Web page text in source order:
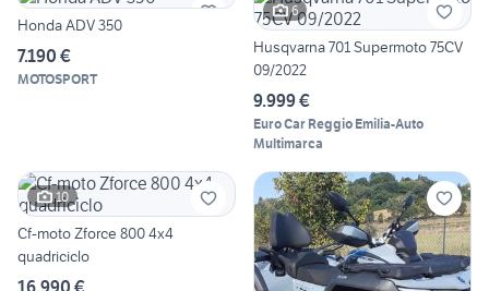
Honda ADV 350
7.190 €
MOTOSPORT
6
Husqvarna 701 Supermoto 75CV
09/2022
9.999 €
Euro Car Reggio Emilia-Auto
Multimarca
10
Cf-moto Zforce 800 4x4
quadriciclo